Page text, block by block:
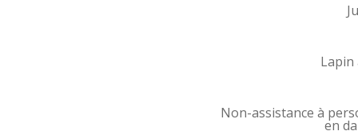
Lapin
Non-assistance à
en